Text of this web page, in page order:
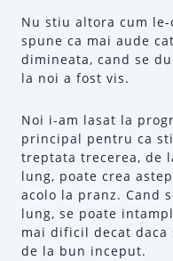
Nu stiu altora cum
spune ca mai aude
dimineata, cand se
la noi a fost vis.
Noi i-am lasat la
principal pentru ca
treptata trecerea, de
lung, poate crea
acolo la pranz. Cand
lung, se poate
mai dificil decat daca
de la bun inceput.